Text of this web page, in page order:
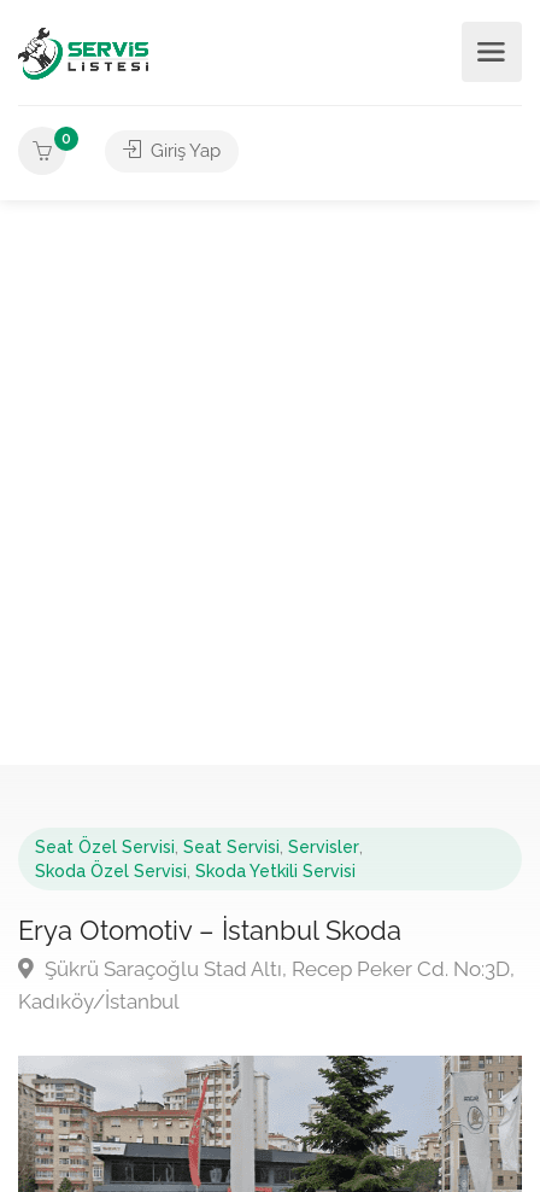
0
Giriş Yap
Seat Özel Servisi Seat Servisi Servisler
Skoda Özel Servisi Skoda Yetkili Servisi
Erya Otomotiv – İstanbul Skoda
Şükrü Saraçoğlu Stad Altı, Recep Peker Cd. No:3D,
Kadıköy/İstanbul